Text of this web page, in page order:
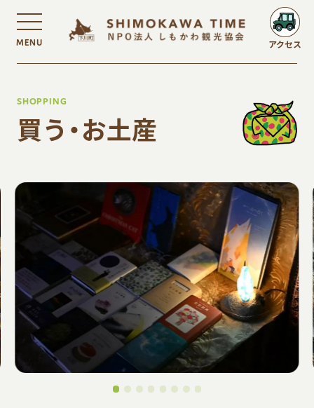
MENU アクセス
SHOPPING
買う・お土産